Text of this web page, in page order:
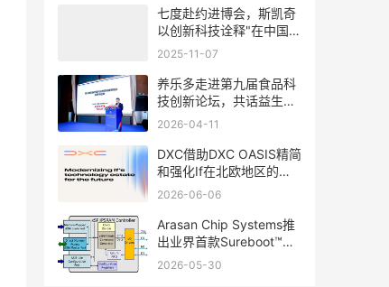
七度赴约进博会，斯凯奇
以创新科技诠释"在中国，
为中国"
2025-11-07
养乐多走进第九届食品科
技创新论坛，共话益生菌
科学探索
2026-04-11
DXC借助DXC OASIS精简
和强化If在北欧地区的技
术架构
2026-06-06
Arasan Chip Systems推
出业界首款Sureboot™全
16位xSPI + PSRAM IP解
2026-05-30